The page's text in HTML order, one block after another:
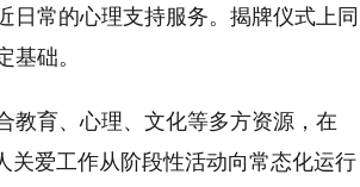
日常的心理支持服务。揭牌仪式上同
础。
教育、心理、文化等多方资源，在
关爱工作从阶段性活动向常态化运行